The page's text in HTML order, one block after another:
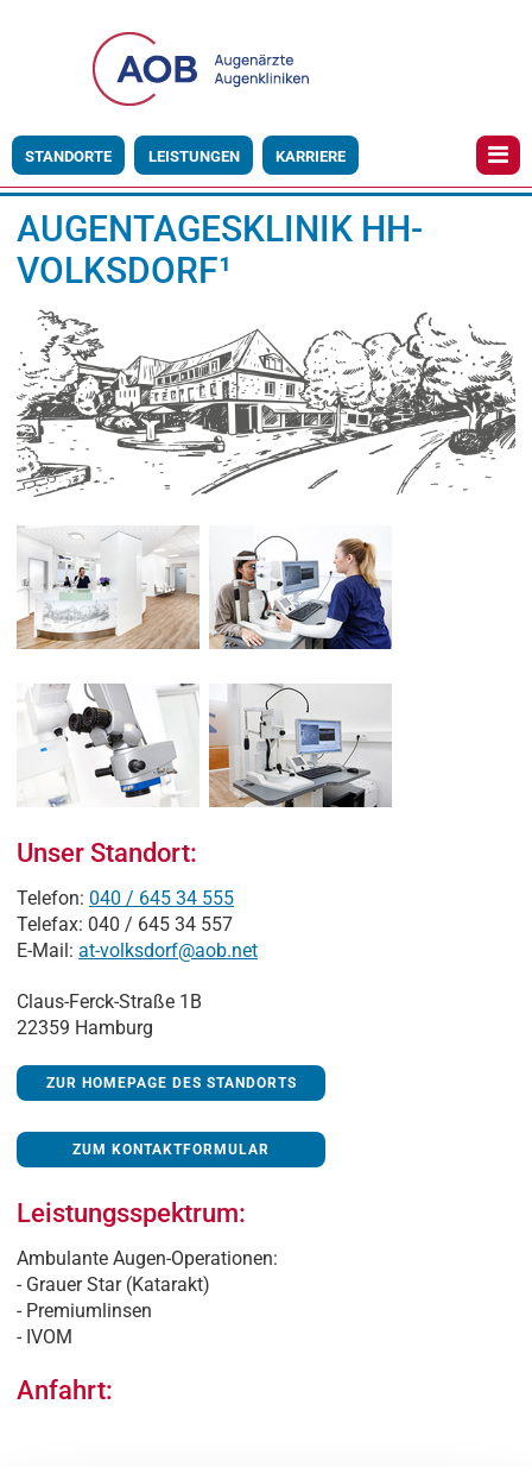
STANDORTE LEISTUNGEN KARRIERE
AUGENTAGESKLINIK HH-
VOLKSDORF¹
Unser Standort:
Telefon: 040 / 645 34 555
Telefax: 040 / 645 34 557
E-Mail: at-volksdorf@aob.net
Claus-Ferck-Straße 1B
22359 Hamburg
ZUR HOMEPAGE DES STANDORTS
ZUM KONTAKTFORMULAR
Leistungsspektrum:
Ambulante Augen-Operationen:
- Grauer Star (Katarakt)
- Premiumlinsen
- IVOM
Anfahrt: